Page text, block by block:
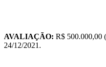
AVALIAÇÃO: R$ 500.000,00
24/12/2021.